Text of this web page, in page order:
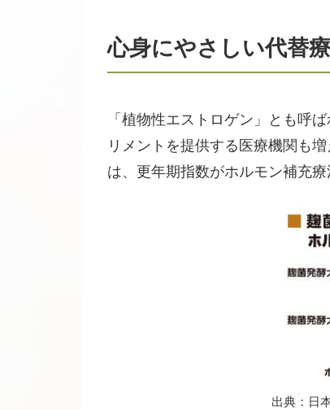
心身にやさしい代替
「植物性エストロゲン」とも呼
リメントを提供する医療機関も
は、更年期指数がホルモン補充
出典：日